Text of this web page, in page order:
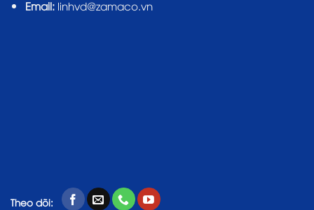
Email:linhvd@zamaco.vn
Theo dõi: